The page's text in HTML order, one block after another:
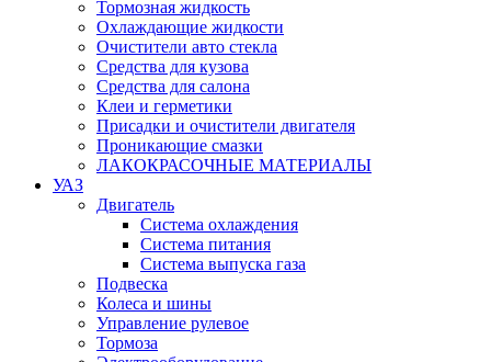
Тормозная жидкость
Охлаждающие жидкости
Очистители авто стекла
Средства для кузова
Средства для салона
Клеи и герметики
Присадки и очистители двигателя
Проникающие смазки
ЛАКОКРАСОЧНЫЕ МАТЕРИАЛЫ
УАЗ
Двигатель
Система охлаждения
Система питания
Система выпуска газа
Подвеска
Колеса и шины
Управление рулевое
Тормоза